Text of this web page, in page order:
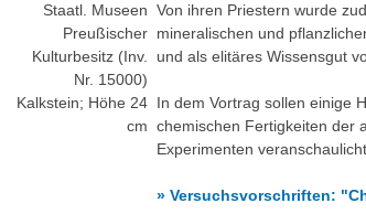
Staatl. Museen
Preußischer
Kulturbesitz (Inv.
Nr. 15000)
Kalkstein; Höhe 24
cm
Von ihren Priestern wurde
mineralischen und
und als elitäres Wissensgut
In dem Vortrag sollen einige
chemischen Fertigkeiten der
Experimenten
» Versuchsvorschriften: